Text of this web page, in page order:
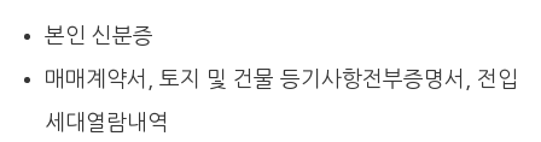
본인 신분증
매매계약서, 토지 및 건물 등기사항전부증명서, 전입
세대열람내역